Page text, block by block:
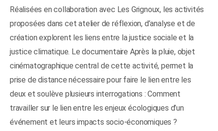
Réalisées en collaboration avec Les Grignoux, les activités
proposées dans cet atelier de réflexion, d’analyse et de
création explorent les liens entre la justice sociale et la
justice climatique. Le documentaire Après la pluie, objet
cinématographique central de cette activité, permet la
prise de distance nécessaire pour faire le lien entre les
deux et soulève plusieurs interrogations : Comment
travailler sur le lien entre les enjeux écologiques d’un
événement et leurs impacts socio-économiques ?